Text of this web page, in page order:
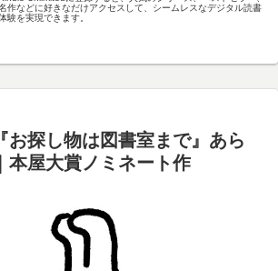
作などに好きなだけアクセスして、シームレスなデジタル読書
験を実現できます。
お探し物は図書室まで』あら
本屋大賞ノミネート作